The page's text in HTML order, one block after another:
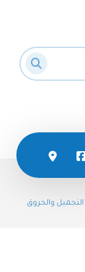
والحروق